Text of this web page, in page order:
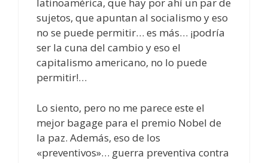
sujetos, que apuntan al socialismo y eso
no se puede permitir… es más… ¡podría
ser la cuna del cambio y eso el
capitalismo americano, no lo puede
permitir!…
Lo siento, pero no me parece este el
mejor bagage para el premio Nobel de
la paz. Además, eso de los
«preventivos»… guerra preventiva contra